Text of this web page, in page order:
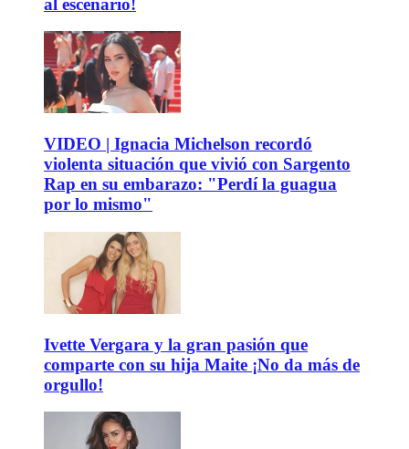
VIDEO | Ignacia Michelson recordó
violenta situación que vivió con Sargento
Rap en su embarazo: "Perdí la guagua
por lo mismo"
Ivette Vergara y la gran pasión que
comparte con su hija Maite ¡No da más de
orgullo!